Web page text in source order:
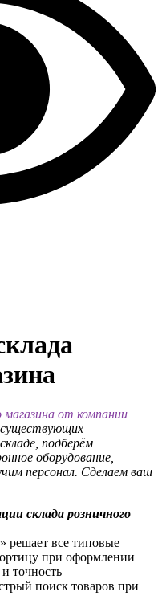
магазина от компании
подберём
оборудование,
персонал. Сделаем ваш
склада розничного
решает все типовые
при оформлении
точность
поиск товаров при